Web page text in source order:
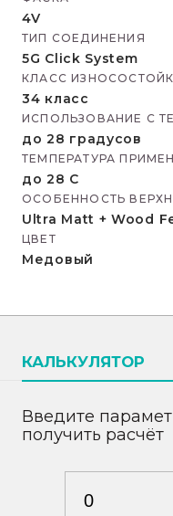
4V
ТИП СОЕДИНЕНИЯ
5G Click System
КЛАСС
34 класс
ИСПОЛЬЗОВАНИЕ С
до 28 градусов
ТЕМПЕРАТУРА
до 28 С
ОСОБЕННОСТЬ
Ultra Matt + Wood
ЦВЕТ
Медовый
КАЛЬКУЛЯТОР
Введите
получить расчёт